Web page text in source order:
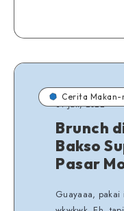
Cerita Makan-
31 Juli, 2022
Brunch
Bakso
Pasar
Guayaaa, pakai